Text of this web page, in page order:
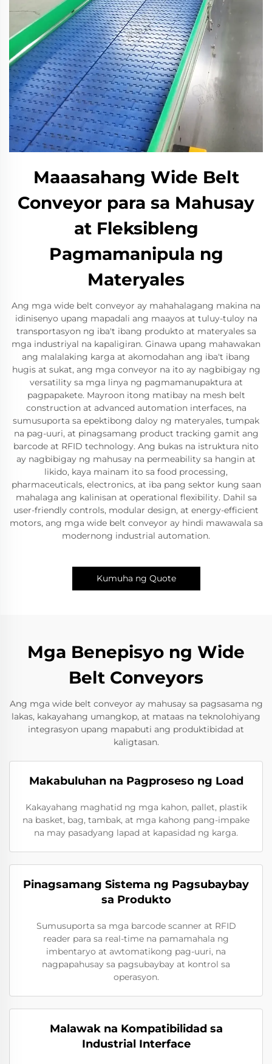
Maaasahang Wide Belt
Conveyor para sa Mahusay
at Fleksibleng
Pagmamanipula ng
Materyales
Ang mga wide belt conveyor ay mahahalagang makina na
idinisenyo upang mapadali ang maayos at tuluy-tuloy na
transportasyon ng iba't ibang produkto at materyales sa
mga industriyal na kapaligiran. Ginawa upang mahawakan
ang malalaking karga at akomodahan ang iba't ibang
hugis at sukat, ang mga conveyor na ito ay nagbibigay ng
versatility sa mga linya ng pagmamanupaktura at
pagpapakete. Mayroon itong matibay na mesh belt
construction at advanced automation interfaces, na
sumusuporta sa epektibong daloy ng materyales, tumpak
na pag-uuri, at pinagsamang product tracking gamit ang
barcode at RFID technology. Ang bukas na istruktura nito
ay nagbibigay ng mahusay na permeability sa hangin at
likido, kaya mainam ito sa food processing,
pharmaceuticals, electronics, at iba pang sektor kung saan
mahalaga ang kalinisan at operational flexibility. Dahil sa
user-friendly controls, modular design, at energy-efficient
motors, ang mga wide belt conveyor ay hindi mawawala sa
modernong industrial automation.
Kumuha ng Quote
Mga Benepisyo ng Wide
Belt Conveyors
Ang mga wide belt conveyor ay mahusay sa pagsasama ng
lakas, kakayahang umangkop, at mataas na teknolohiyang
integrasyon upang mapabuti ang produktibidad at
kaligtasan.
Makabuluhan na Pagproseso ng Load
Kakayahang maghatid ng mga kahon, pallet, plastik
na basket, bag, tambak, at mga kahong pang-impake
na may pasadyang lapad at kapasidad ng karga.
Pinagsamang Sistema ng Pagsubaybay
sa Produkto
Sumusuporta sa mga barcode scanner at RFID
reader para sa real-time na pamamahala ng
imbentaryo at awtomatikong pag-uuri, na
nagpapahusay sa pagsubaybay at kontrol sa
operasyon.
Malawak na Kompatibilidad sa
Industrial Interface